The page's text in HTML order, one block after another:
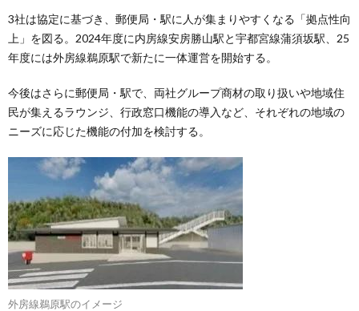
3社は協定に基づき、郵便局・駅に人が集まりやすくなる「拠点性向
上」を図る。2024年度に内房線安房勝山駅と宇都宮線蒲須坂駅、25
年度には外房線鵜原駅で新たに一体運営を開始する。
今後はさらに郵便局・駅で、両社グループ商材の取り扱いや地域住
民が集えるラウンジ、行政窓口機能の導入など、それぞれの地域の
ニーズに応じた機能の付加を検討する。
外房線鵜原駅のイメージ